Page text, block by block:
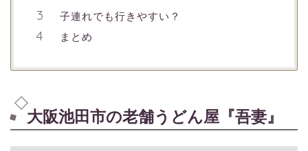
子連れでも行きやすい？
まとめ
大阪池田市の老舗うどん屋『吾妻』